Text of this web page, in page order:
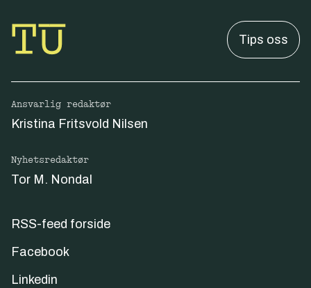
Tips oss
Ansvarlig redaktør
Kristina Fritsvold Nilsen
Nyhetsredaktør
Tor M. Nondal
RSS-feed forside
Facebook
Linkedin